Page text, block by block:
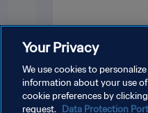
Your Privacy
We use cookies to
information about your use
cookie preferences by
request. Data Protection